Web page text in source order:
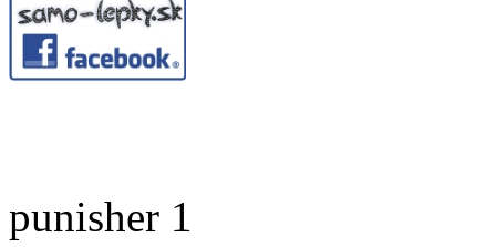
punisher 1